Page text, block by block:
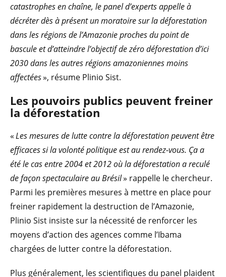
catastrophes en chaîne, le panel d’experts appelle à
décréter dès à présent un moratoire sur la déforestation
dans les régions de l’Amazonie proches du point de
bascule et d’atteindre l’objectif de zéro déforestation d’ici
2030 dans les autres régions amazoniennes moins
affectées», résume Plinio Sist.
Les pouvoirs publics peuvent freiner
la déforestation
«Les mesures de lutte contre la déforestation peuvent être
efficaces si la volonté politique est au rendez-vous. Ça a
été le cas entre 2004 et 2012 où la déforestation a reculé
de façon spectaculaire au Brésil» rappelle le chercheur.
Parmi les premières mesures à mettre en place pour
freiner rapidement la destruction de l’Amazonie,
Plinio Sist insiste sur la nécessité de renforcer les
moyens d’action des agences comme l’Ibama
chargées de lutter contre la déforestation.
Plus généralement, les scientifiques du panel plaident